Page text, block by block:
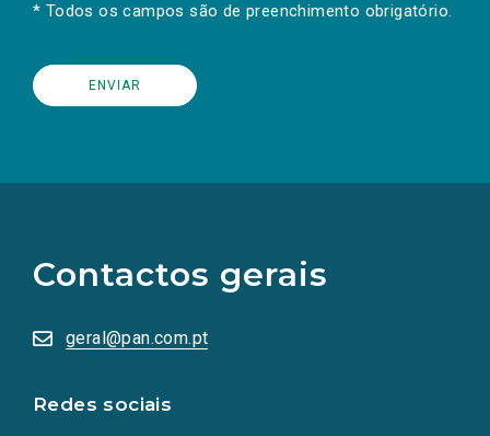
* Todos os campos são de preenchimento obrigatório.
Contactos gerais
geral@pan.com.pt
Redes sociais
redes
sociais
numa
nova